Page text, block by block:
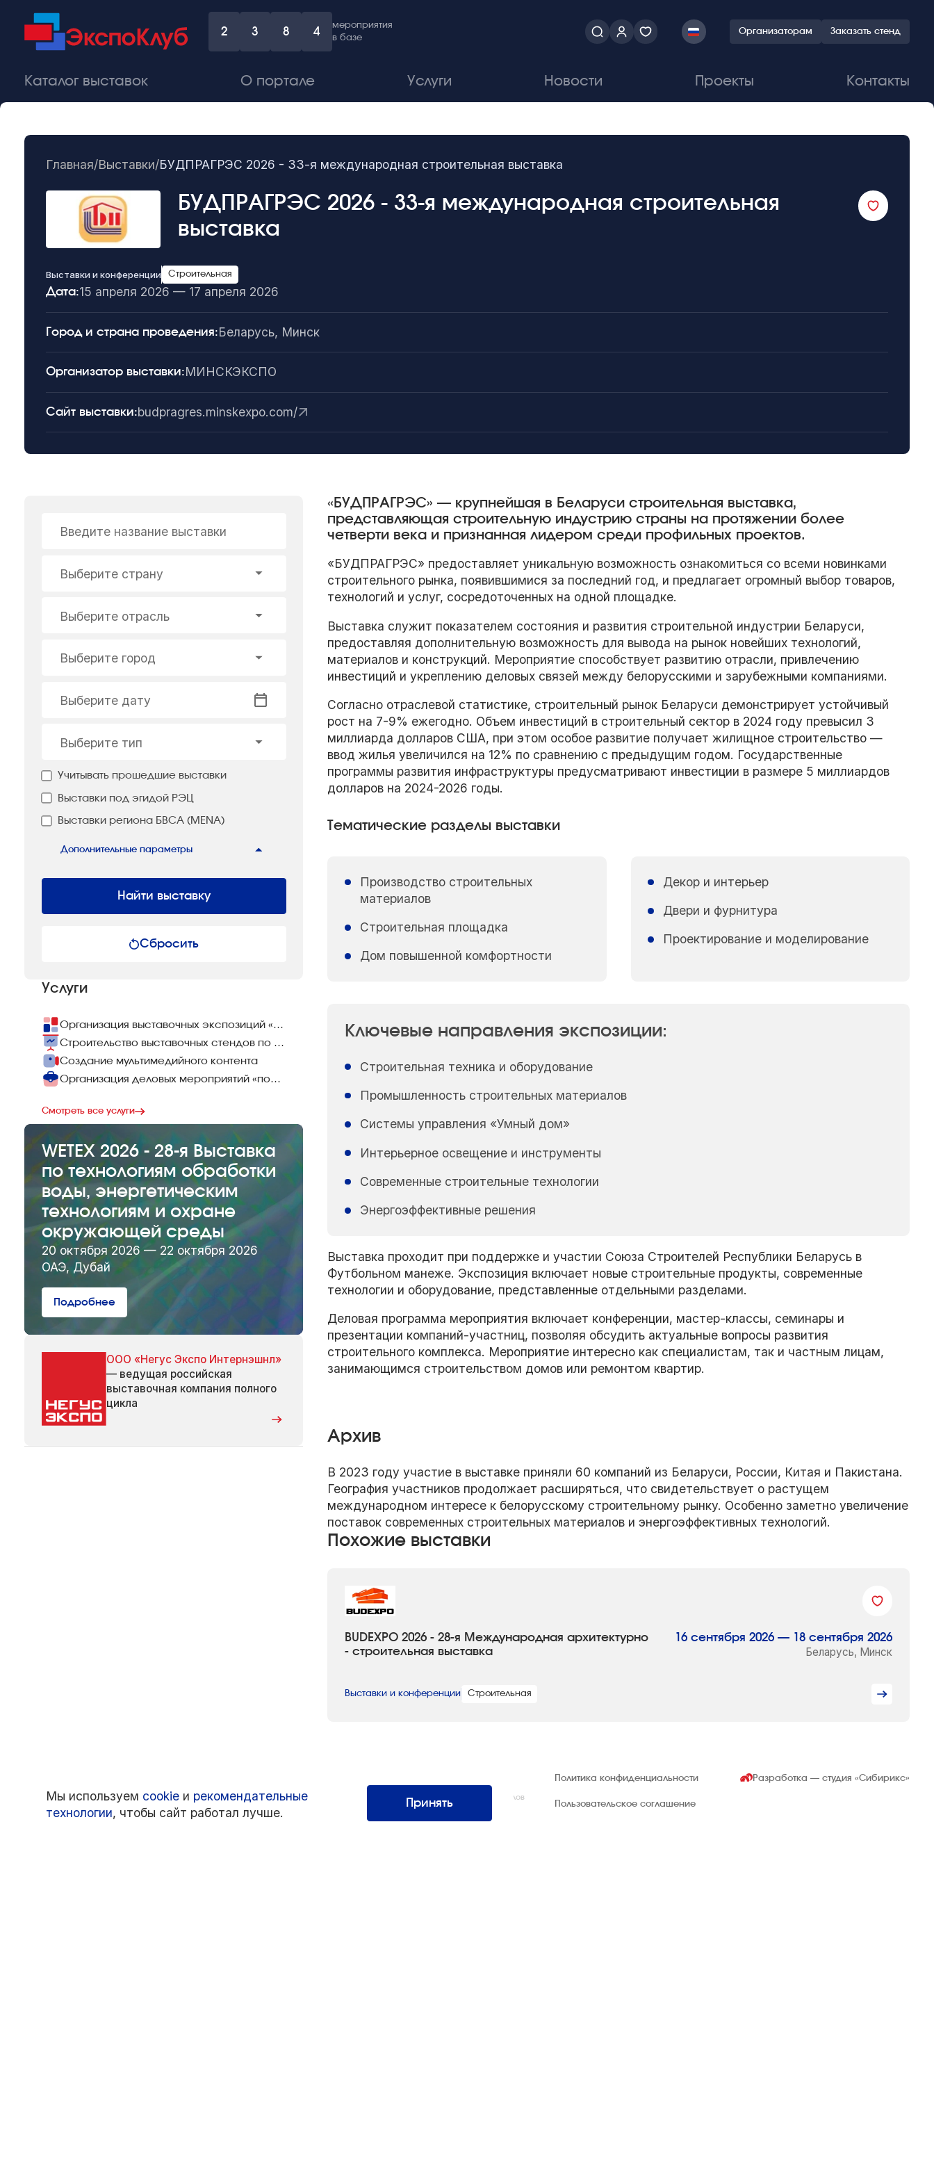
2 3 8 4
мероприятия
в базе
Организаторам Заказать стенд
Каталог выставок О портале Услуги Новости Проекты Контакты
Главная/Выставки/БУДПРАГРЭС 2026 - 33-я международная строительная выставка
БУДПРАГРЭС 2026 - 33-я международная строительная
выставка
Выставки и конференции Строительная
Дата:15 апреля 2026 — 17 апреля 2026
Город и страна проведения:Беларусь, Минск
Организатор выставки:МИНСКЭКСПО
Сайт выставки:budpragres.minskexpo.com/
Введите название выставки
Выберите страну
Выберите отрасль
Выберите город
Выберите дату
Выберите тип
Учитывать прошедшие выставки
Выставки под эгидой РЭЦ
Выставки региона БВСА (MENA)
Дополнительные параметры
Найти выставку
Сбросить
Услуги
Организация выставочных экспозиций «под ключ»
Строительство выставочных стендов по всему миру
Создание мультимедийного контента
Организация деловых мероприятий «под ключ»
Смотреть все услуги
WETEX 2026 - 28-я Выставка
по технологиям обработки
воды, энергетическим
технологиям и охране
окружающей среды
20 октября 2026 — 22 октября 2026
ОАЭ, Дубай
Подробнее
ООО «Негус Экспо Интернэшнл»
— ведущая российская
выставочная компания полного
цикла
«БУДПРАГРЭС» — крупнейшая в Беларуси строительная выставка,
представляющая строительную индустрию страны на протяжении более
четверти века и признанная лидером среди профильных проектов.
«БУДПРАГРЭС» предоставляет уникальную возможность ознакомиться со всеми новинками
строительного рынка, появившимися за последний год, и предлагает огромный выбор товаров,
технологий и услуг, сосредоточенных на одной площадке.
Выставка служит показателем состояния и развития строительной индустрии Беларуси,
предоставляя дополнительную возможность для вывода на рынок новейших технологий,
материалов и конструкций. Мероприятие способствует развитию отрасли, привлечению
инвестиций и укреплению деловых связей между белорусскими и зарубежными компаниями.
Согласно отраслевой статистике, строительный рынок Беларуси демонстрирует устойчивый
рост на 7-9% ежегодно. Объем инвестиций в строительный сектор в 2024 году превысил 3
миллиарда долларов США, при этом особое развитие получает жилищное строительство —
ввод жилья увеличился на 12% по сравнению с предыдущим годом. Государственные
программы развития инфраструктуры предусматривают инвестиции в размере 5 миллиардов
долларов на 2024-2026 годы.
Тематические разделы выставки
Производство строительных
материалов
Строительная площадка
Дом повышенной комфортности
Декор и интерьер
Двери и фурнитура
Проектирование и моделирование
Ключевые направления экспозиции:
Строительная техника и оборудование
Промышленность строительных материалов
Системы управления «Умный дом»
Интерьерное освещение и инструменты
Современные строительные технологии
Энергоэффективные решения
Выставка проходит при поддержке и участии Союза Строителей Республики Беларусь в
Футбольном манеже. Экспозиция включает новые строительные продукты, современные
технологии и оборудование, представленные отдельными разделами.
Деловая программа мероприятия включает конференции, мастер-классы, семинары и
презентации компаний-участниц, позволяя обсудить актуальные вопросы развития
строительного комплекса. Мероприятие интересно как специалистам, так и частным лицам,
занимающимся строительством домов или ремонтом квартир.
Архив
В 2023 году участие в выставке приняли 60 компаний из Беларуси, России, Китая и Пакистана.
География участников продолжает расширяться, что свидетельствует о растущем
международном интересе к белорусскому строительному рынку. Особенно заметно увеличение
поставок современных строительных материалов и энергоэффективных технологий.
Похожие выставки
BUDEXPO 2026 - 28-я Международная архитектурно
- строительная выставка
16 сентября 2026 — 18 сентября 2026
Беларусь, Минск
Выставки и конференции Строительная
Интернэшнл»
Все права защищены. Использование материалов
возможно только со ссылкой на источник.
Политика конфиденциальности
Пользовательское соглашение
Разработка — студия«Сибирикс»
Мы используем cookie и рекомендательные
технологии, чтобы сайт работал лучше.
Принять